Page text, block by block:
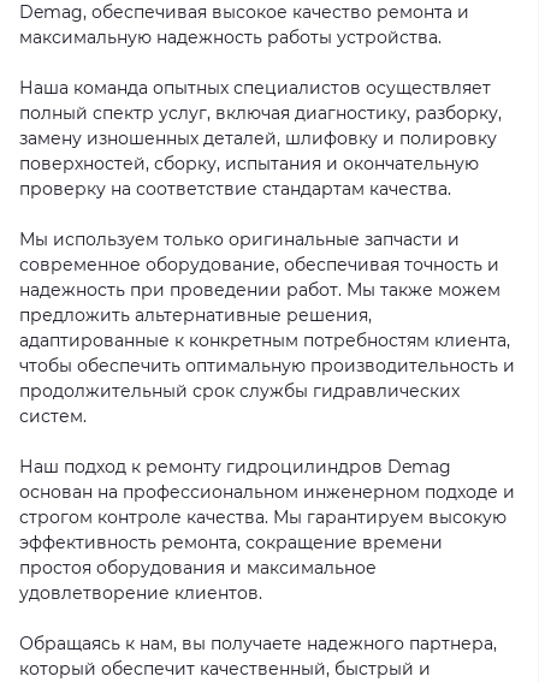
Demag, обеспечивая высокое качество ремонта и
максимальную надежность работы устройства.
Наша команда опытных специалистов осуществляет
полный спектр услуг, включая диагностику, разборку,
замену изношенных деталей, шлифовку и полировку
поверхностей, сборку, испытания и окончательную
проверку на соответствие стандартам качества.
Мы используем только оригинальные запчасти и
современное оборудование, обеспечивая точность и
надежность при проведении работ. Мы также можем
предложить альтернативные решения,
адаптированные к конкретным потребностям клиента,
чтобы обеспечить оптимальную производительность и
продолжительный срок службы гидравлических
систем.
Наш подход к ремонту гидроцилиндров Demag
основан на профессиональном инженерном подходе и
строгом контроле качества. Мы гарантируем высокую
эффективность ремонта, сокращение времени
простоя оборудования и максимальное
удовлетворение клиентов.
Обращаясь к нам, вы получаете надежного партнера,
который обеспечит качественный, быстрый и